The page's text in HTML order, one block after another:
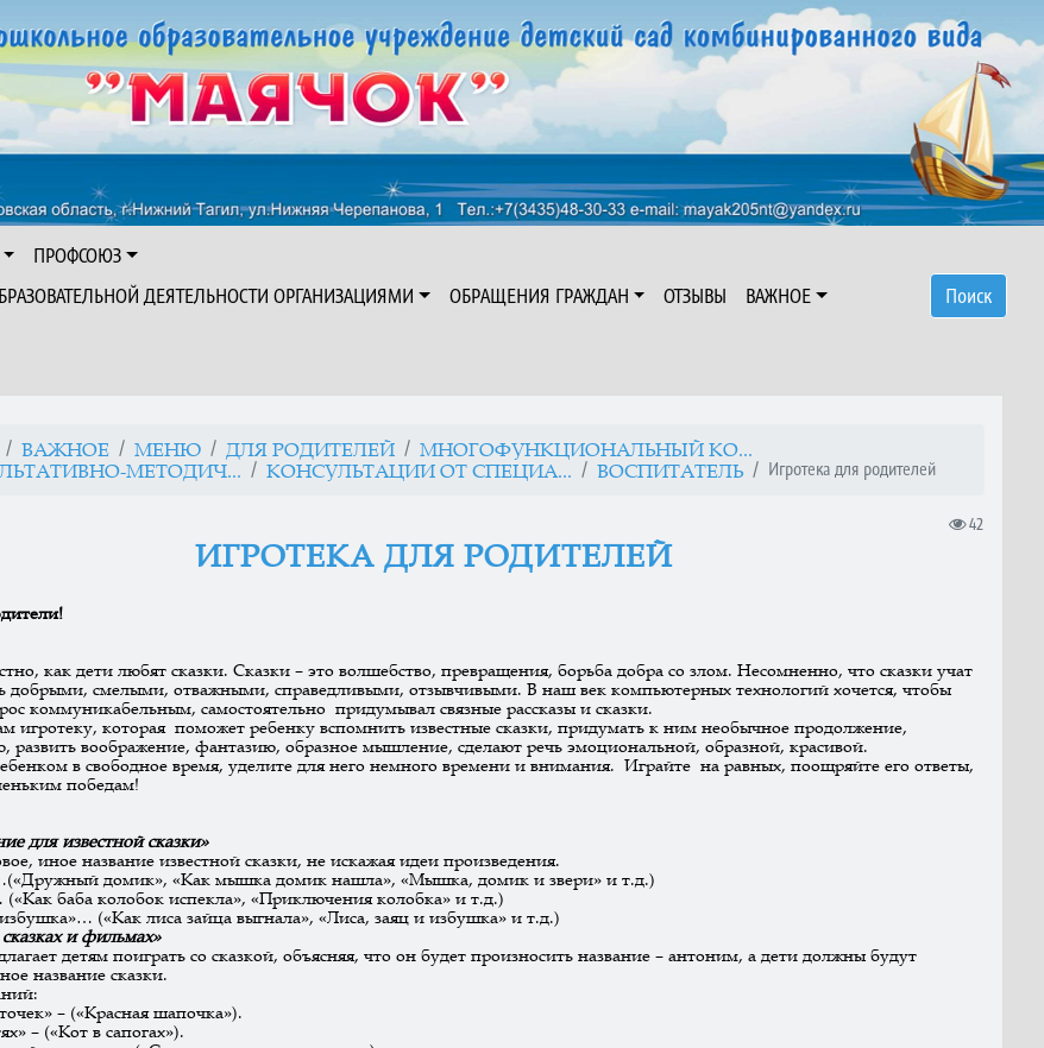
ПРОФСОЮЗ
ДЕЯТЕЛЬНОСТИ ОРГАНИЗАЦИЯМИ
ОБРАЩЕНИЯ ГРАЖДАН ОТЗЫВЫ
ВАЖНОЕ
Поиск
ВАЖНОЕ МЕНЮ ДЛЯ РОДИТЕЛЕЙ
МНОГОФУНКЦИОНАЛЬНЫЙ КО...
МЕТОДИЧ...
КОНСУЛЬТАЦИИ ОТ СПЕЦИА... ВОСПИТАТЕЛЬ Игротека для родителей
42
ИГРОТЕКА ДЛЯ РОДИТЕЛЕЙ
как дети любят сказки. Сказки – это волшебство, превращения, борьба добра со злом. Несомненно, что сказки учат
добрыми, смелыми, отважными, справедливыми, отзывчивыми. В наш век компьютерных технологий хочется, чтобы
коммуникабельным, самостоятельно придумывал связные рассказы и сказки.
игротеку, которая поможет ребенку вспомнить известные сказки, придумать к ним необычное продолжение,
развить воображение, фантазию, образное мышление, сделают речь эмоциональной, образной, красивой.
в свободное время, уделите для него немного времени и внимания. Играйте на равных, поощряйте его ответы,
победам!
для известной сказки»
иное название известной сказки, не искажая идеи произведения.
домик», «Как мышка домик нашла», «Мышка, домик и звери» и т.д.)
баба колобок испекла», «Приключения колобка» и т.д.)
(«Как лиса зайца выгнала», «Лиса, заяц и избушка» и т.д.)
и фильмах»
детям поиграть со сказкой, объясняя, что он будет произносить название – антоним, а дети должны будут
название сказки.
– («Красная шапочка»).
– («Кот в сапогах»).